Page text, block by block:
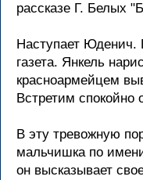
рассказе Г. Белых
Наступает Юденич.
газета. Янкель
красноармейцем
Встретим спокойно
В эту тревожную
мальчишка по
он высказывает